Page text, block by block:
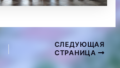
СЛЕДУЮЩАЯ
СТРАНИЦА